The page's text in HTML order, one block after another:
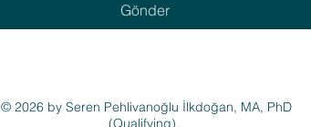
Gönder
© 2026 by Seren Pehlivanoğlu İlkdoğan, MA, PhD
(Qualifying).